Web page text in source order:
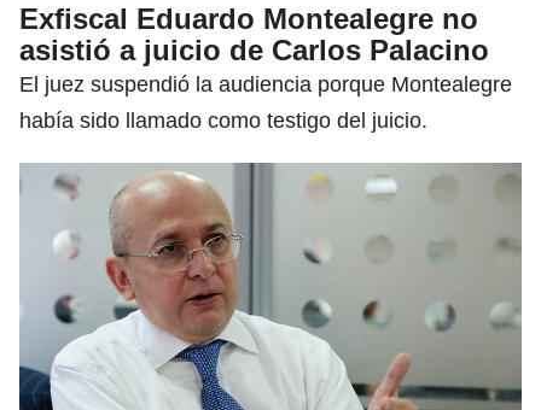
Exfiscal Eduardo Montealegre no
asistió a juicio de Carlos Palacino
El juez suspendió la audiencia porque Montealegre
había sido llamado como testigo del juicio.